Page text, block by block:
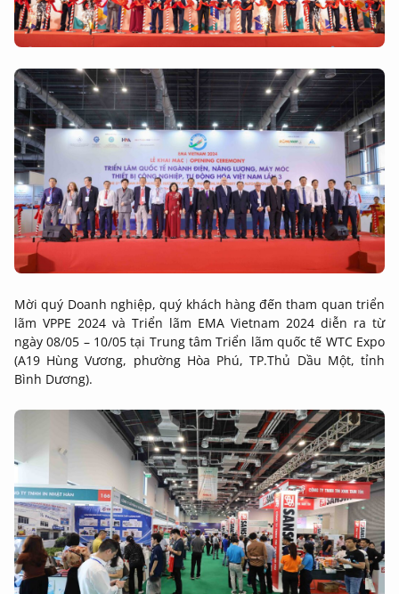
Mời quý Doanh nghiệp, quý khách hàng đến tham quan triển
lãm VPPE 2024 và Triển lãm EMA Vietnam 2024 diễn ra từ
ngày 08/05 – 10/05 tại Trung tâm Triển lãm quốc tế WTC Expo
(A19 Hùng Vương, phường Hòa Phú, TP.Thủ Dầu Một, tỉnh
Bình Dương).